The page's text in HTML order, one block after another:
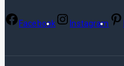
Facebook Instagram